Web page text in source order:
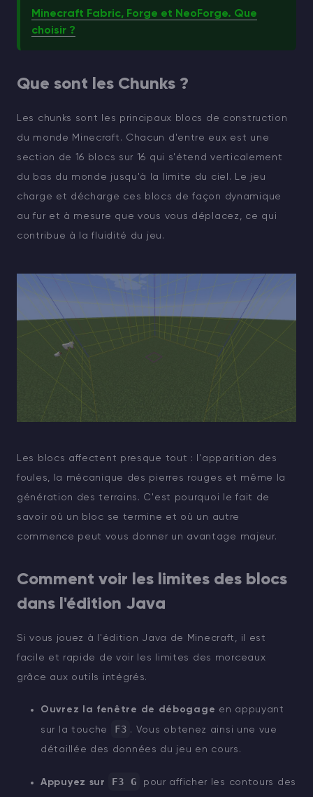
Minecraft Fabric, Forge et NeoForge. Que
choisir ?
Que sont les Chunks ?
Les chunks sont les principaux blocs de construction
du monde Minecraft. Chacun d'entre eux est une
section de 16 blocs sur 16 qui s'étend verticalement
du bas du monde jusqu'à la limite du ciel. Le jeu
charge et décharge ces blocs de façon dynamique
au fur et à mesure que vous vous déplacez, ce qui
contribue à la fluidité du jeu.
Les blocs affectent presque tout : l'apparition des
foules, la mécanique des pierres rouges et même la
génération des terrains. C'est pourquoi le fait de
savoir où un bloc se termine et où un autre
commence peut vous donner un avantage majeur.
Comment voir les limites des blocs
dans l'édition Java
Si vous jouez à l'édition Java de Minecraft, il est
facile et rapide de voir les limites des morceaux
grâce aux outils intégrés.
Ouvrez la fenêtre de débogage en appuyant
sur la touche F3 . Vous obtenez ainsi une vue
détaillée des données du jeu en cours.
Appuyez sur F3 G
pour afficher les contours des